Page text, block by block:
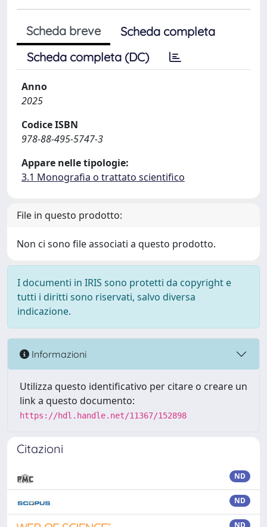
Scheda breve
Scheda completa
Scheda completa (DC)
Anno
2025
Codice ISBN
978-88-495-5747-3
Appare nelle tipologie:
3.1 Monografia o trattato scientifico
File in questo prodotto:
Non ci sono file associati a questo prodotto.
I documenti in IRIS sono protetti da copyright e
tutti i diritti sono riservati, salvo diversa
indicazione.
Informazioni
Utilizza questo identificativo per citare o creare un
link a questo documento:
https://hdl.handle.net/11367/152898
Citazioni
ND
ND